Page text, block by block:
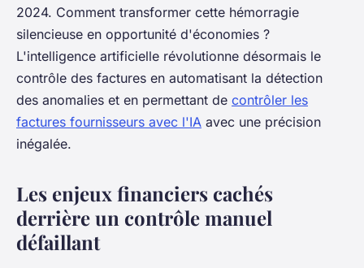
Lucas• 15 décembre 2025•7 min de lecture
2024. Comment transformer cette hémorragie
silencieuse en opportunité d'économies ?
L'intelligence artificielle révolutionne désormais le
contrôle des factures en automatisant la détection
des anomalies et en permettant de contrôler les
factures fournisseurs avec l'IA avec une précision
inégalée.
Les enjeux financiers cachés
derrière un contrôle manuel
défaillant